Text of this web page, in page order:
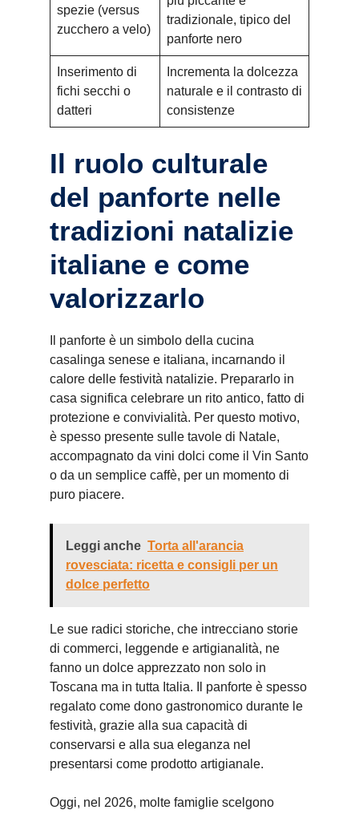
spezie (versus
zucchero a velo)
tradizionale, tipico del
panforte nero
Inserimento di
fichi secchi o
datteri
Incrementa la dolcezza
naturale e il contrasto di
consistenze
Il ruolo culturale
del panforte nelle
tradizioni natalizie
italiane e come
valorizzarlo
Il panforte è un simbolo della cucina
casalinga senese e italiana, incarnando il
calore delle festività natalizie. Prepararlo in
casa significa celebrare un rito antico, fatto di
protezione e convivialità. Per questo motivo,
è spesso presente sulle tavole di Natale,
accompagnato da vini dolci come il Vin Santo
o da un semplice caffè, per un momento di
puro piacere.
Leggi anche Torta all'arancia
rovesciata: ricetta e consigli per un
dolce perfetto
Le sue radici storiche, che intrecciano storie
di commerci, leggende e artigianalità, ne
fanno un dolce apprezzato non solo in
Toscana ma in tutta Italia. Il panforte è spesso
regalato come dono gastronomico durante le
festività, grazie alla sua capacità di
conservarsi e alla sua eleganza nel
presentarsi come prodotto artigianale.
Oggi, nel 2026, molte famiglie scelgono